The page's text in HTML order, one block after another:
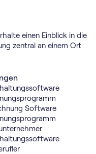
einen Einblick in die
zentral an einem Ort
Software